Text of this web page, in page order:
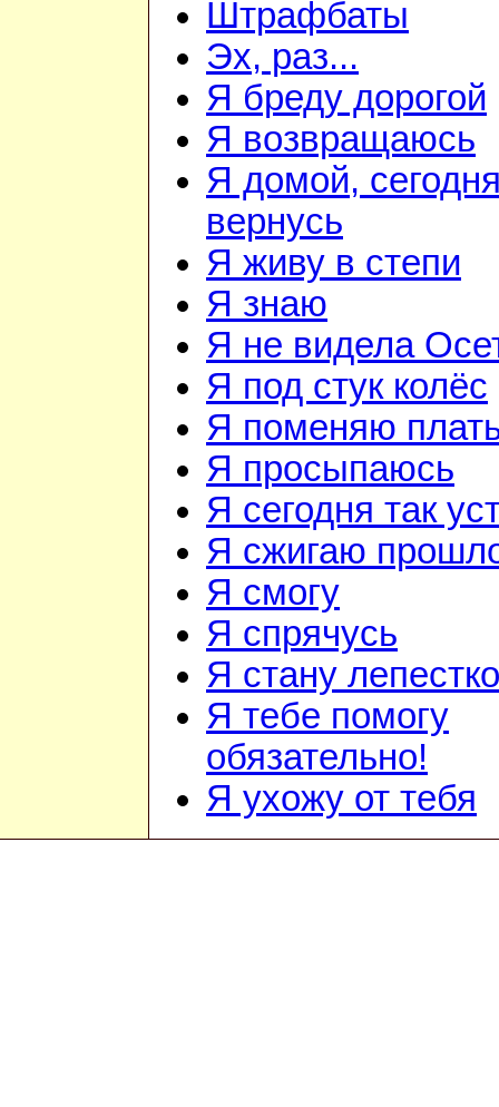
Штрафбаты
Эх, раз...
Я бреду дорогой
Я возвращаюсь
Я домой,
вернусь
Я живу в степи
Я знаю
Я не видела
Я под стук колёс
Я поменяю
Я просыпаюсь
Я сегодня так
Я сжигаю
Я смогу
Я спрячусь
Я стану
Я тебе помогу
обязательно!
Я ухожу от тебя